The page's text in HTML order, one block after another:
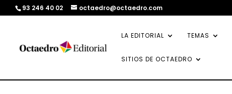
93 246 40 02 octaedro@octaedro.com
LA EDITORIAL TEMAS
SITIOS DE OCTAEDRO